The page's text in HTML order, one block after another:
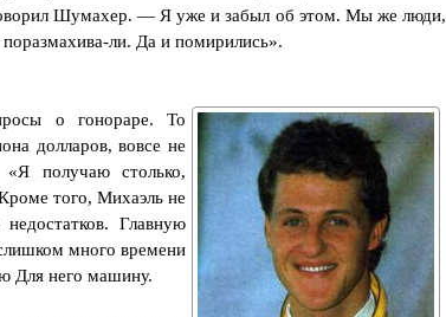
Шумахер. — Я уже и забыл об этом. Мы же люди,
ли. Да и помирились».
о гонораре. То
долларов, вовсе не
«Я получаю столько,
того, Михаэль не
Главную
много времени
Для него машину.